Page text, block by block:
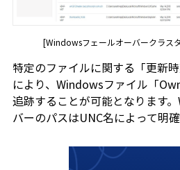
[Windowsフェールオーバークラス
特定のファイルに関する「更新
により、Windowsファイル「
追跡することが可能となります
バーのパスはUNC名によって明確